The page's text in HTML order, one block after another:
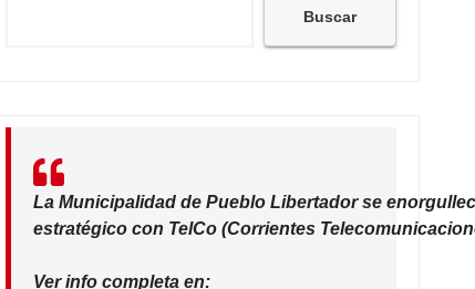
Buscar
La Municipalidad de Pueblo Libertador se
estratégico con TelCo (Corrientes
Ver info completa en: